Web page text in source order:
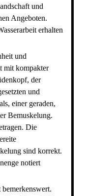
und
Angeboten.
erhalten
und
mit kompakter
der
und
einer geraden,
Bemuskelung.
Die
sind korrekt.
notiert